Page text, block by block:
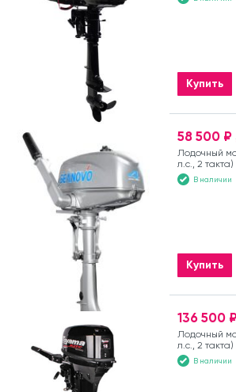
Купить
58 500 ₽
Лодочный
л.с., 2 такта)
В наличии
Купить
136 500
Лодочный
л.с., 2 такта)
В наличии